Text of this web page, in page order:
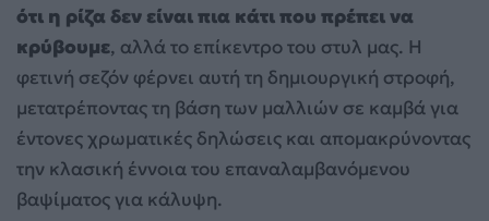
ότι η ρίζα δεν είναι πια κάτι που πρέπει να
κρύβουμε, αλλά το επίκεντρο του στυλ μας. Η
φετινή σεζόν φέρνει αυτή τη δημιουργική στροφή,
μετατρέποντας τη βάση των μαλλιών σε καμβά για
έντονες χρωματικές δηλώσεις και απομακρύνοντας
την κλασική έννοια του επαναλαμβανόμενου
βαψίματος για κάλυψη.